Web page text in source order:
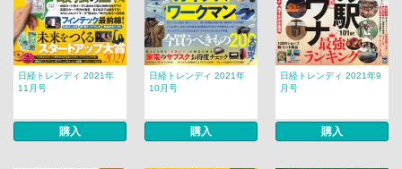
日経トレンディ 2021年
11月号
購入
日経トレンディ 2021年
10月号
購入
日経トレンディ 2021年9
月号
購入